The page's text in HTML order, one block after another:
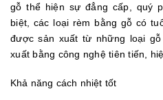
gỗ thể hiện sự đẳng cấp, quý
biệt, các loại rèm bằng gỗ có
được sản xuất từ những loại
xuất bằng công nghệ tiên tiến,
Khả năng cách nhiệt tốt